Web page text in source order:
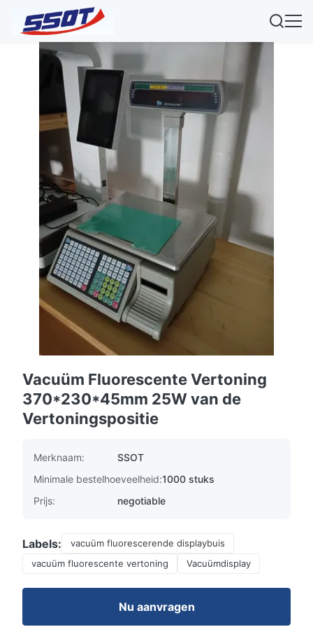
Vacuüm Fluorescente Vertoning
370*230*45mm 25W van de
Vertoningspositie
Merknaam:
SSOT
Minimale bestelhoeveelheid:1000 stuks
Prijs:
negotiable
Labels:
vacuüm fluorescerende displaybuis
vacuüm fluorescente vertoning
Vacuümdisplay
Nu aanvragen